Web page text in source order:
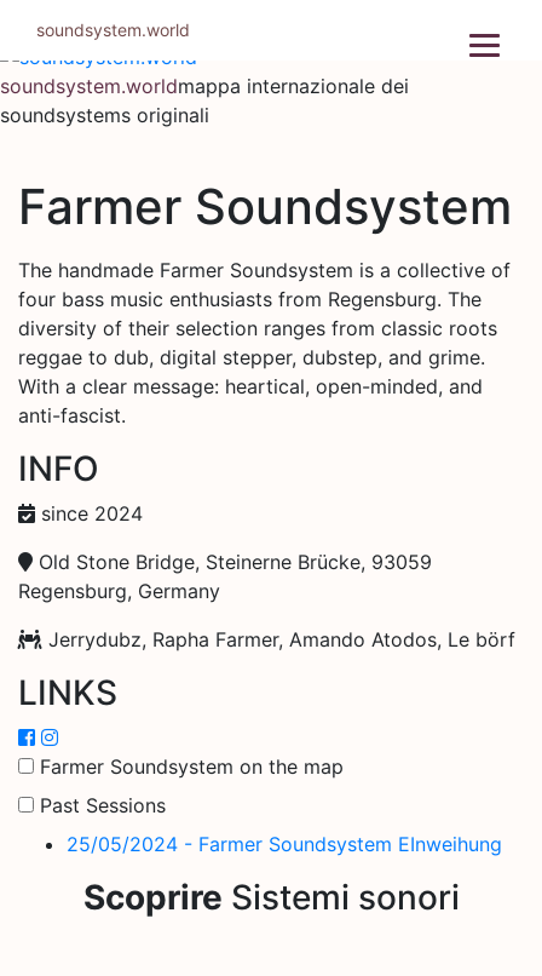
contenuto
soundsystem.worldmappa internazionale dei
soundsystems originali
Farmer Soundsystem
The handmade Farmer Soundsystem is a collective of
four bass music enthusiasts from Regensburg. The
diversity of their selection ranges from classic roots
reggae to dub, digital stepper, dubstep, and grime.
With a clear message: heartical, open-minded, and
anti-fascist.
INFO
since 2024
Old Stone Bridge, Steinerne Brücke, 93059
Regensburg, Germany
Jerrydubz, Rapha Farmer, Amando Atodos, Le börf
LINKS
Farmer Soundsystem on the map
Past Sessions
25/05/2024 - Farmer Soundsystem EInweihung
Scoprire Sistemi sonori
soundsystem.world